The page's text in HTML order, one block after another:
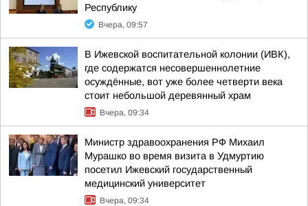
Республику
Вчера, 09:57
В Ижевской воспитательной колонии (ИВК),
где содержатся несовершеннолетние
осуждённые, вот уже более четверти века
стоит небольшой деревянный храм
Вчера, 09:34
Министр здравоохранения РФ Михаил
Мурашко во время визита в Удмуртию
посетил Ижевский государственный
медицинский университет
Вчера, 09:34